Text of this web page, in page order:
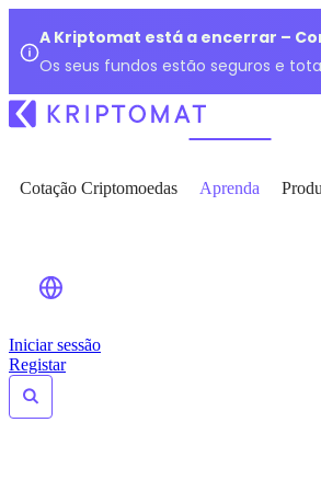
A Kriptomat está a encerrar –
Os seus fundos estão seguros e
Cotação Criptomoedas Aprenda
Iniciar sessão
Registar